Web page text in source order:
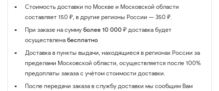
Стоимость доставки по Москве и Московской области
составляет 150 ₽, в другие регионы России — 350 ₽.
При заказе на сумму более 10 000 ₽ доставка будет
осуществлена бесплатно
Доставка в пункты выдачи, находящиеся в регионах России за
пределами Московской области, осуществляется после 100%
предоплаты заказа с учётом стоимости доставки.
После передачи заказа в службу доставки мы сообщим Вам